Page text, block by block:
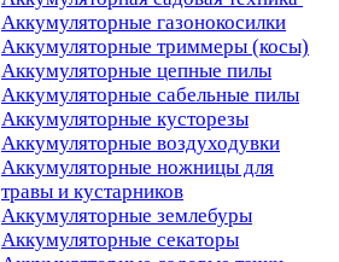
Аккумуляторные газонокосилки
Аккумуляторные триммеры (косы)
Аккумуляторные цепные пилы
Аккумуляторные сабельные пилы
Аккумуляторные кусторезы
Аккумуляторные воздуходувки
Аккумуляторные ножницы для
травы и кустарников
Аккумуляторные землебуры
Аккумуляторные секаторы